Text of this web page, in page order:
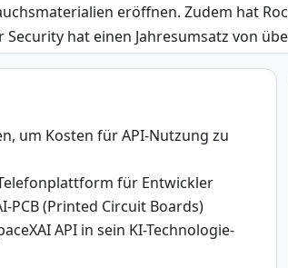
eröffnen. Zudem hat
hat einen Jahresumsatz von
um Kosten für API-Nutzung zu
für Entwickler
PCB (Printed Circuit Boards)
API in sein KI-Technologie-